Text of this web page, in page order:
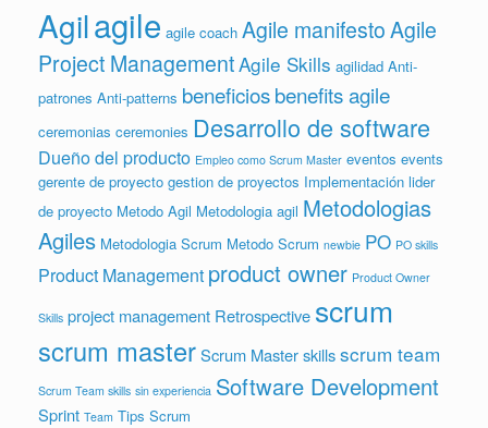
Agilagile agile coach Agile manifestoAgile
Project ManagementAgile Skills agilidad Anti-
patrones Anti-patterns beneficiosbenefits agile
ceremonias ceremonies Desarrollo de software
Dueño del producto Empleo como Scrum Master eventos events
gerente de proyecto gestion de proyectos Implementación lider
de proyecto Metodo Agil Metodologia agil Metodologias
Agiles Metodologia Scrum Metodo Scrum newbie PO PO skills
Product Management product owner Product Owner
Skills project management Retrospective scrum
scrum masterScrum Master skillsscrum team
Scrum Team skills sin experiencia Software Development
Sprint Team Tips Scrum